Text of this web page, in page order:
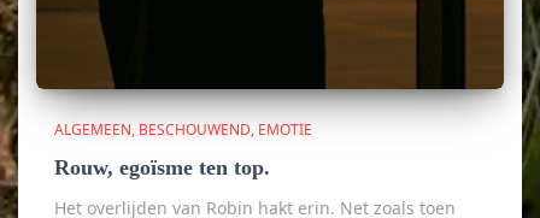
ALGEMEEN BESCHOUWEND EMOTIE
Rouw, egoïsme ten top.
Het overlijden van Robin hakt erin. Net zoals toen